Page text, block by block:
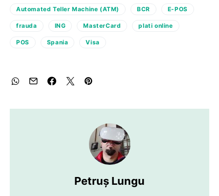
Automated Teller Machine (ATM) BCR E-POS
frauda ING MasterCard plati online
POS Spania Visa
Petruș Lungu